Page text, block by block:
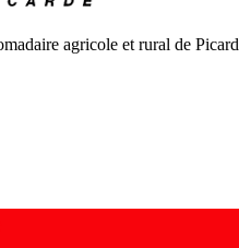
agricole et rural de